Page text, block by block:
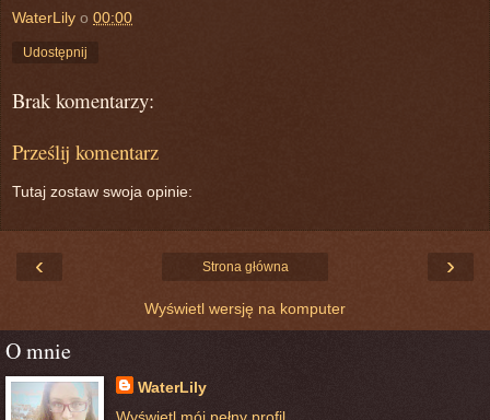
WaterLily o 00:00
Udostępnij
Brak komentarzy:
Prześlij komentarz
Tutaj zostaw swoja opinie:
‹ ›
Strona główna
Wyświetl wersję na komputer
O mnie
WaterLily